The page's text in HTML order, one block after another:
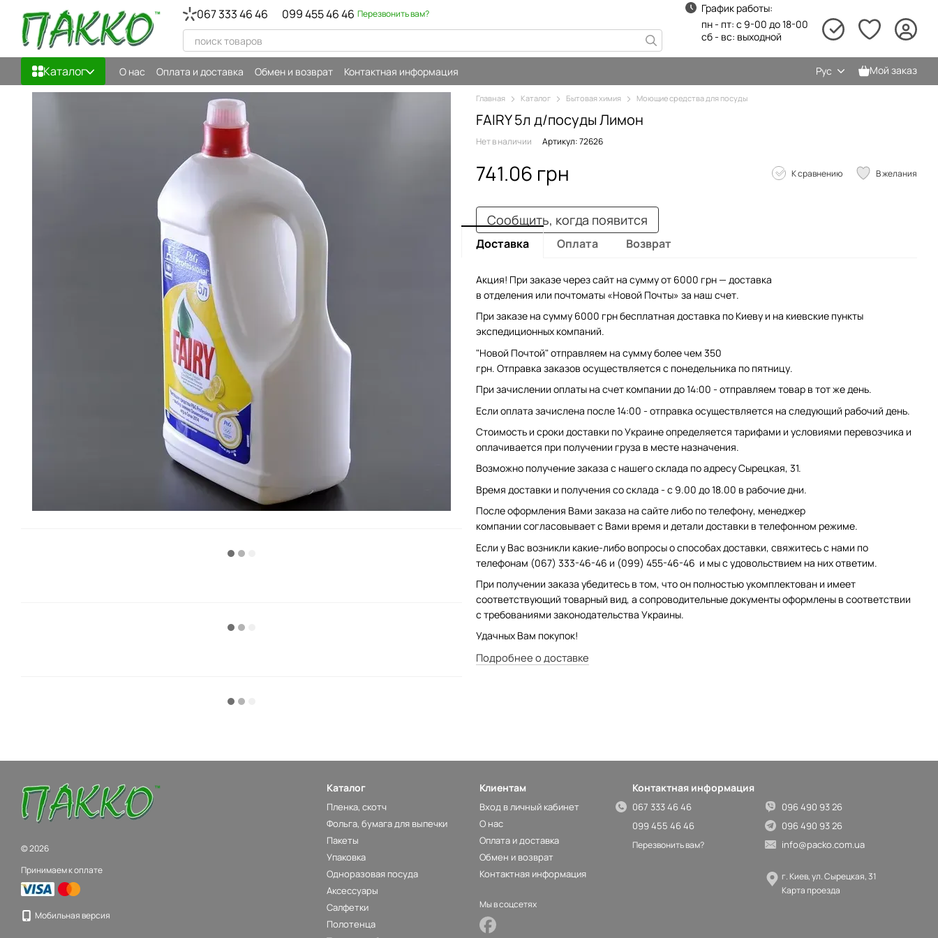
Перейти к основному контенту 067 333 46 46 099 455 46 46 Перезвонить вам?
График работы:
пн - пт: с 9-00 до 18-00
сб - вс: выходной
Каталог О нас Оплата и доставка Обмен и возврат Контактная информация Рус Мой заказ
Главная Каталог Бытовая химия Моющие средства для посуды
FAIRY 5л д/посуды Лимон
Нет в наличии Артикул: 72626
741.06 грн К сравнению В желания
Сообщить, когда появится
Доставка Оплата Возврат
Акция! При заказе через сайт на сумму от 6000 грн — доставка
в отделения или почтоматы «Новой Почты» за наш счет.
При заказе на сумму 6000 грн бесплатная доставка по Киеву и на киевские пункты
экспедиционных компаний.
"Новой Почтой" отправляем на сумму более чем 350
грн. Отправка заказов осуществляется с понедельника по пятницу.
При зачислении оплаты на счет компании до 14:00 - отправляем товар в тот же день.
Если оплата зачислена после 14:00 - отправка осуществляется на следующий рабочий день.
Стоимость и сроки доставки по Украине определяется тарифами и условиями перевозчика и
оплачивается при получении груза в месте назначения.
Возможно получение заказа с нашего склада по адресу Сырецкая, 31.
Время доставки и получения со склада - с 9.00 до 18.00 в рабочие дни.
После оформления Вами заказа на сайте либо по телефону, менеджер
компании согласовывает с Вами время и детали доставки в телефонном режиме.
Если у Вас возникли какие-либо вопросы о способах доставки, свяжитесь с нами по
телефонам (067) 333-46-46 и (099) 455-46-46 и мы с удовольствием на них ответим.
При получении заказа убедитесь в том, что он полностью укомплектован и имеет
соответствующий товарный вид, а сопроводительные документы оформлены в соответствии
с требованиями законодательства Украины.
Удачных Вам покупок!
Подробнее о доставке
© 2026
Принимаем к оплате
Мобильная версия
Каталог
Пленка, скотч
Фольга, бумага для выпечки
Пакеты
Упаковка
Одноразовая посуда
Аксессуары
Салфетки
Полотенца
Клиентам
Вход в личный кабинет
О нас
Оплата и доставка
Обмен и возврат
Контактная информация
Мы в соцсетях
Контактная информация
067 333 46 46
099 455 46 46
Перезвонить вам?
096 490 93 26
096 490 93 26
info@packo.com.ua
г. Киев, ул. Сырецкая, 31
Карта проезда